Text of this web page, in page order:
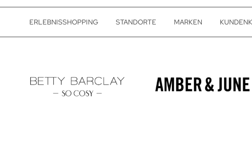
ERLEBNISSHOPPING STANDORTE MARKEN